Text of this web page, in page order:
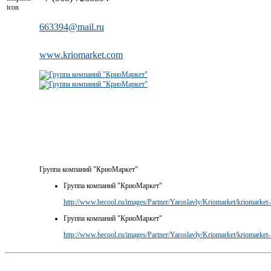
663394@mail.ru
www.kriomarket.com
Группа компаний "КриоМаркет"
Группа компаний "КриоМаркет"
http://www.becool.ru/images/Partner/Yaroslavly/Kriomarket/
Группа компаний "КриоМаркет"
http://www.becool.ru/images/Partner/Yaroslavly/Kriomarket/